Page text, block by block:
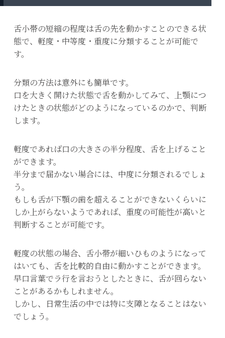
舌小帯の短縮の程度は舌の先を動かすことのできる状
態で、軽度・中等度・重度に分類することが可能で
す。
分類の方法は意外にも簡単です。
口を大きく開けた状態で舌を動かしてみて、上顎につ
けたときの状態がどのようになっているのかで、判断
します。
軽度であれば口の大きさの半分程度、舌を上げること
ができます。
半分まで届かない場合には、中度に分類されるでしょ
う。
もしも舌が下顎の歯を超えることができないくらいに
しか上がらないようであれば、重度の可能性が高いと
判断することが可能です。
軽度の状態の場合、舌小帯が細いひものようになって
はいても、舌を比較的自由に動かすことができます。
早口言葉でラ行を言おうとしたときに、舌が回らない
ことがあるかもしれません。
しかし、日常生活の中では特に支障となることはない
でしょう。